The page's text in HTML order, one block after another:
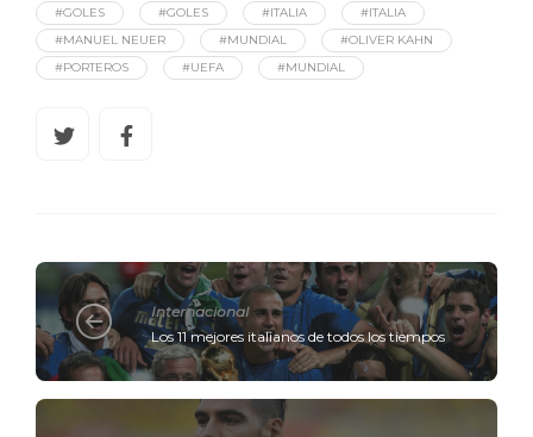
#GOLES
#GOLES #ITALIA
#ITALIA
#MANUEL NEUER
#MUNDIAL
#OLIVER KAHN
#PORTEROS
#UEFA #MUNDIAL
Internacional
Los 11 mejores italianos de todos los tiempos